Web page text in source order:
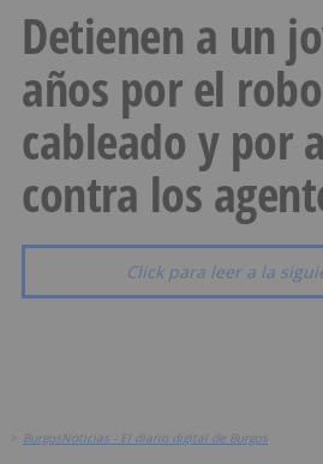
Detienen a un
años por el
cableado y por
contra los
Click para leer a la
> BurgosNoticias - El diario digital de Burgos